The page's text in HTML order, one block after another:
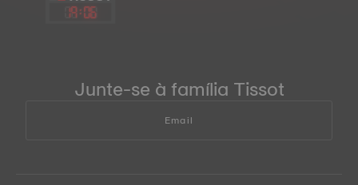
19:06
Junte-se à família Tissot
Email